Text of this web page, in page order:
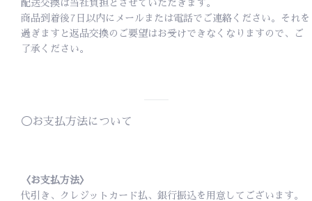
配送交換は当社負担とさせていただきます。
商品到着後7日以内にメールまたは電話でご連絡ください。それを
過ぎますと返品交換のご要望はお受けできなくなりますので、ご
了承ください。
◯お支払方法について
〈お支払方法〉
代引き、クレジットカード払、銀行振込を用意してございます。